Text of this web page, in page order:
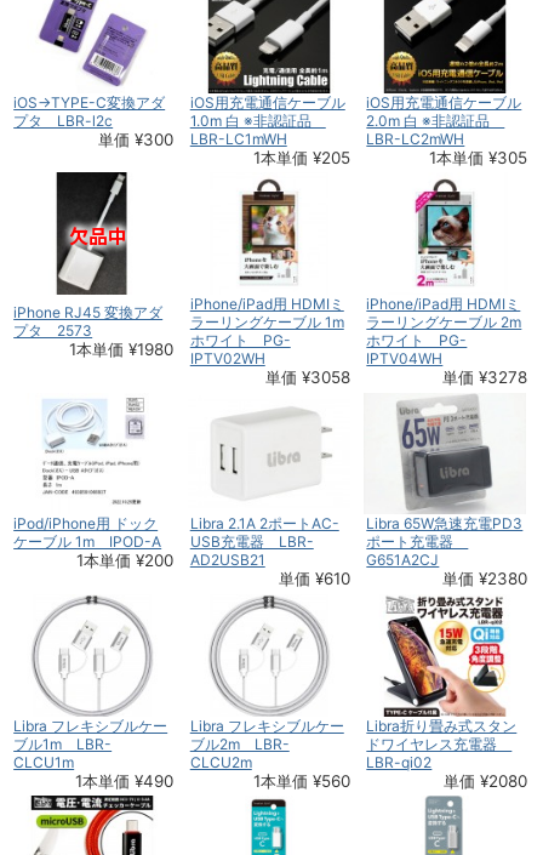
iOS→TYPE-C変換アダ
プタ LBR-l2c
単価 ¥300
iOS用充電通信ケーブル
1.0m 白 ※非認証品
LBR-LC1mWH
1本単価 ¥205
iOS用充電通信ケーブル
2.0m 白 ※非認証品
LBR-LC2mWH
1本単価 ¥305
iPhone RJ45 変換アダ
プタ 2573
1本単価 ¥1980
iPhone/iPad用 HDMIミ
ラーリングケーブル 1m
ホワイト PG-
IPTV02WH
単価 ¥3058
iPhone/iPad用 HDMIミ
ラーリングケーブル 2m
ホワイト PG-
IPTV04WH
単価 ¥3278
iPod/iPhone用 ドック
ケーブル 1m IPOD-A
1本単価 ¥200
Libra 2.1A 2ポートAC-
USB充電器 LBR-
AD2USB21
単価 ¥610
Libra 65W急速充電PD3
ポート充電器
G651A2CJ
単価 ¥2380
Libra フレキシブルケー
ブル1m LBR-
CLCU1m
1本単価 ¥490
Libra フレキシブルケー
ブル2m LBR-
CLCU2m
1本単価 ¥560
Libra折り畳み式スタン
ドワイヤレス充電器
LBR-qi02
単価 ¥2080